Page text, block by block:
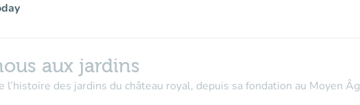
aux jardins
l’histoire des jardins du château royal, depuis sa fondation au Moyen